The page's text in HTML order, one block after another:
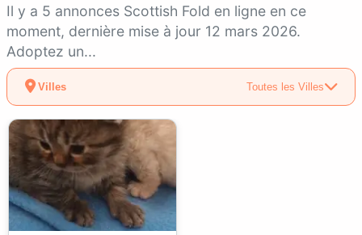
Il y a 5 annonces Scottish Fold en ligne en ce
moment, dernière mise à jour 12 mars 2026.
Adoptez un...
Villes Toutes les Villes